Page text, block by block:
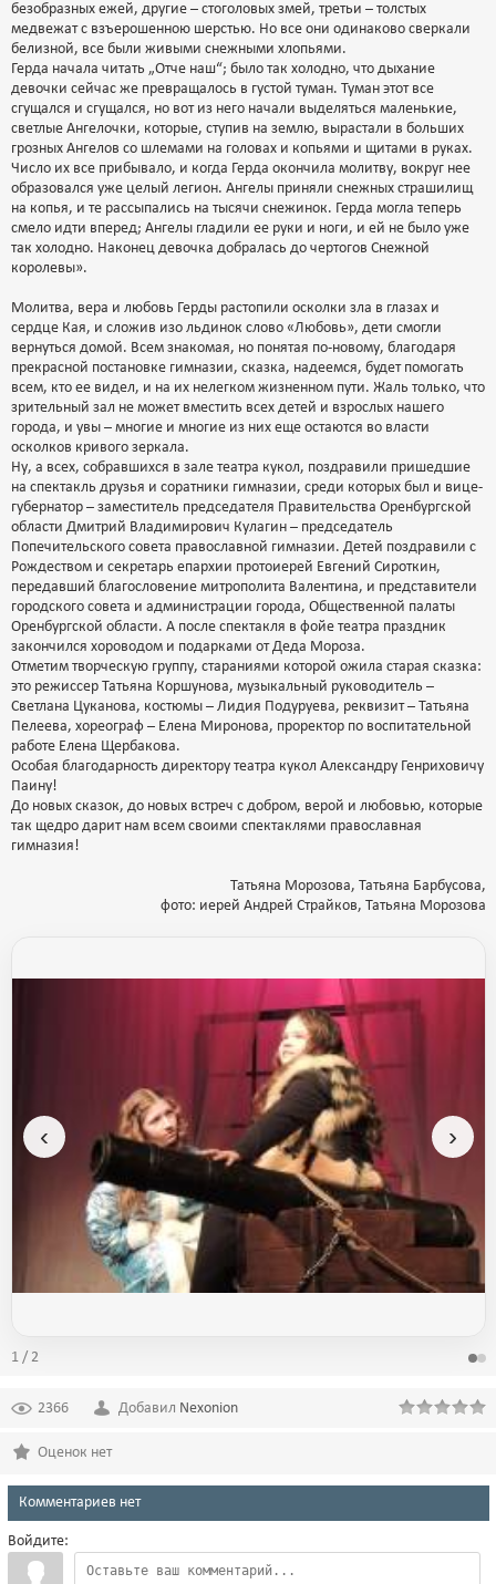
безобразных ежей, другие – стоголовых змей, третьи – толстых
медвежат с взъерошенною шерстью. Но все они одинаково сверкали
белизной, все были живыми снежными хлопьями.
Герда начала читать „Отче наш“; было так холодно, что дыхание
девочки сейчас же превращалось в густой туман. Туман этот все
сгущался и сгущался, но вот из него начали выделяться маленькие,
светлые Ангелочки, которые, ступив на землю, вырастали в больших
грозных Ангелов со шлемами на головах и копьями и щитами в руках.
Число их все прибывало, и когда Герда окончила молитву, вокруг нее
образовался уже целый легион. Ангелы приняли снежных страшилищ
на копья, и те рассыпались на тысячи снежинок. Герда могла теперь
смело идти вперед; Ангелы гладили ее руки и ноги, и ей не было уже
так холодно. Наконец девочка добралась до чертогов Снежной
королевы».
Молитва, вера и любовь Герды растопили осколки зла в глазах и
сердце Кая, и сложив изо льдинок слово «Любовь», дети смогли
вернуться домой. Всем знакомая, но понятая по-новому, благодаря
прекрасной постановке гимназии, сказка, надеемся, будет помогать
всем, кто ее видел, и на их нелегком жизненном пути. Жаль только, что
зрительный зал не может вместить всех детей и взрослых нашего
города, и увы – многие и многие из них еще остаются во власти
осколков кривого зеркала.
Ну, а всех, собравшихся в зале театра кукол, поздравили пришедшие
на спектакль друзья и соратники гимназии, среди которых был и вице-
губернатор – заместитель председателя Правительства Оренбургской
области Дмитрий Владимирович Кулагин – председатель
Попечительского совета православной гимназии. Детей поздравили с
Рождеством и секретарь епархии протоиерей Евгений Сироткин,
передавший благословение митрополита Валентина, и представители
городского совета и администрации города, Общественной палаты
Оренбургской области. А после спектакля в фойе театра праздник
закончился хороводом и подарками от Деда Мороза.
Отметим творческую группу, стараниями которой ожила старая сказка:
это режиссер Татьяна Коршунова, музыкальный руководитель –
Светлана Цуканова, костюмы – Лидия Подуруева, реквизит – Татьяна
Пелеева, хореограф – Елена Миронова, проректор по воспитательной
работе Елена Щербакова.
Особая благодарность директору театра кукол Александру Генриховичу
Паину!
До новых сказок, до новых встреч с добром, верой и любовью, которые
так щедро дарит нам всем своими спектаклями православная
гимназия!
Татьяна Морозова, Татьяна Барбусова,
фото: иерей Андрей Страйков, Татьяна Морозова
‹ ›
1 / 2
2366 Добавил Nexonion
Оценок нет
Комментариев нет
Войдите: